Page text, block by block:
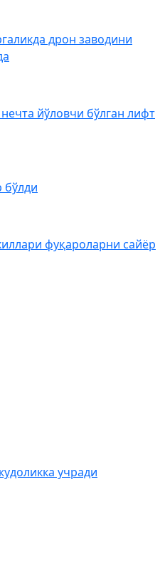
дрон заводини
йўловчи бўлган лифт
бўлди
фуқароларни сайёр
учради